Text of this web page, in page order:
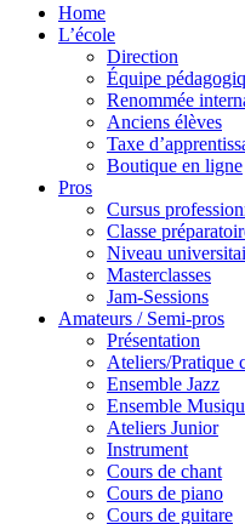
Home
L’école
Direction
Équipe
Renommée
Anciens élèves
Taxe
Boutique en ligne
Pros
Cursus
Classe
Niveau
Masterclasses
Jam-Sessions
Amateurs / Semi-pros
Présentation
Ateliers/Pratique
Ensemble Jazz
Ensemble
Ateliers Junior
Instrument
Cours de chant
Cours de piano
Cours de guitare